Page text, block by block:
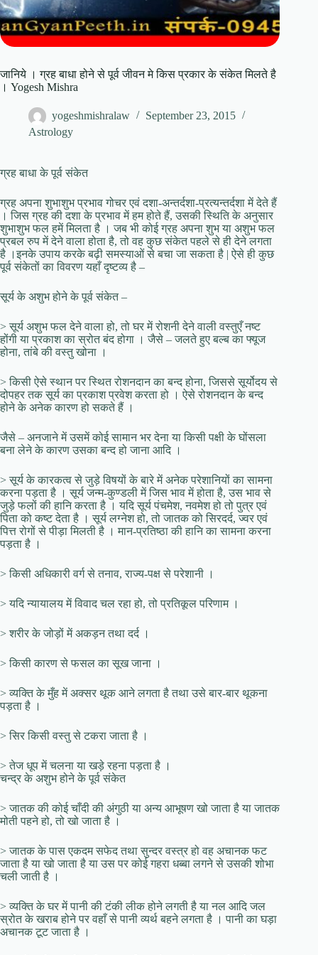
जानिये । ग्रह बाधा होने से पूर्व जीवन मे किस प्रकार के संकेत मिलते है
। Yogesh Mishra
yogeshmishralaw
September 23, 2015
Astrology
ग्रह बाधा के पूर्व संकेत
ग्रह अपना शुभाशुभ प्रभाव गोचर एवं दशा-अन्तर्दशा-प्रत्यन्तर्दशा में देते हैं
। जिस ग्रह की दशा के प्रभाव में हम होते हैं, उसकी स्थिति के अनुसार
शुभाशुभ फल हमें मिलता है । जब भी कोई ग्रह अपना शुभ या अशुभ फल
प्रबल रुप में देने वाला होता है, तो वह कुछ संकेत पहले से ही देने लगता
है ।इनके उपाय करके बढ़ी समस्याओं से बचा जा सकता है | ऐसे ही कुछ
पूर्व संकेतों का विवरण यहाँ दृष्टव्य है –
सूर्य के अशुभ होने के पूर्व संकेत –
> सूर्य अशुभ फल देने वाला हो, तो घर में रोशनी देने वाली वस्तुएँ नष्ट
होंगी या प्रकाश का स्रोत बंद होगा । जैसे – जलते हुए बल्ब का फ्यूज
होना, तांबे की वस्तु खोना ।
> किसी ऐसे स्थान पर स्थित रोशनदान का बन्द होना, जिससे सूर्योदय से
दोपहर तक सूर्य का प्रकाश प्रवेश करता हो । ऐसे रोशनदान के बन्द
होने के अनेक कारण हो सकते हैं ।
जैसे – अनजाने में उसमें कोई सामान भर देना या किसी पक्षी के घोंसला
बना लेने के कारण उसका बन्द हो जाना आदि ।
> सूर्य के कारकत्व से जुड़े विषयों के बारे में अनेक परेशानियों का सामना
करना पड़ता है । सूर्य जन्म-कुण्डली में जिस भाव में होता है, उस भाव से
जुड़े फलों की हानि करता है । यदि सूर्य पंचमेश, नवमेश हो तो पुत्र एवं
पिता को कष्ट देता है । सूर्य लग्नेश हो, तो जातक को सिरदर्द, ज्वर एवं
पित्त रोगों से पीड़ा मिलती है । मान-प्रतिष्ठा की हानि का सामना करना
पड़ता है ।
> किसी अधिकारी वर्ग से तनाव, राज्य-पक्ष से परेशानी ।
> यदि न्यायालय में विवाद चल रहा हो, तो प्रतिकूल परिणाम ।
> शरीर के जोड़ों में अकड़न तथा दर्द ।
> किसी कारण से फसल का सूख जाना ।
> व्यक्ति के मुँह में अक्सर थूक आने लगता है तथा उसे बार-बार थूकना
पड़ता है ।
> सिर किसी वस्तु से टकरा जाता है ।
> तेज धूप में चलना या खड़े रहना पड़ता है ।
चन्द्र के अशुभ होने के पूर्व संकेत
> जातक की कोई चाँदी की अंगुठी या अन्य आभूषण खो जाता है या जातक
मोती पहने हो, तो खो जाता है ।
> जातक के पास एकदम सफेद तथा सुन्दर वस्त्र हो वह अचानक फट
जाता है या खो जाता है या उस पर कोई गहरा धब्बा लगने से उसकी शोभा
चली जाती है ।
> व्यक्ति के घर में पानी की टंकी लीक होने लगती है या नल आदि जल
स्रोत के खराब होने पर वहाँ से पानी व्यर्थ बहने लगता है । पानी का घड़ा
अचानक टूट जाता है ।